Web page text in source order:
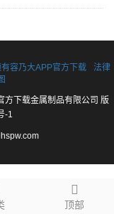
顶部
容乃大APP官方下载
法律
下载金属制品有限公司 版
-1